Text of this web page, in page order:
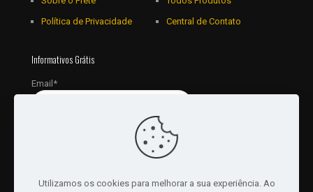
Política de Privacidade
Central de Contato
Informativos Grátis
Email*
Utilizamos os cookies para melhorar a sua experiência. Ao